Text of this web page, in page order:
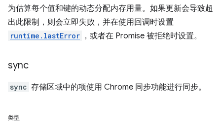
为估算每个值和键的动态分配内存用量。如果更新会导致超
出此限制，则会立即失败，并在使用回调时设置
runtime.lastError ，或者在 Promise 被拒绝时设置。
sync
sync 存储区域中的项使用 Chrome 同步功能进行同步。
类型